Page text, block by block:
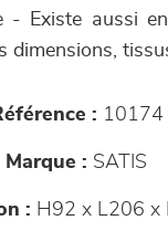
- Existe aussi
dimensions,
: 10174
Marque : SATIS
: H92 x L206 x